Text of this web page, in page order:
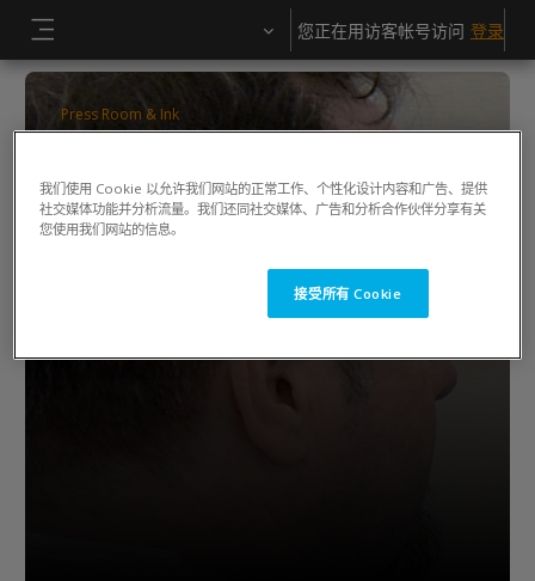
您正在用访客帐号访问 登录
Press Room & Ink
Keiko Piotrowski
我们使用 Cookie 以允许我们网站的正常工作、个性化设计内容和广告、提供
社交媒体功能并分析流量。我们还同社交媒体、广告和分析合作伙伴分享有关
您使用我们网站的信息。
接受所有 Cookie